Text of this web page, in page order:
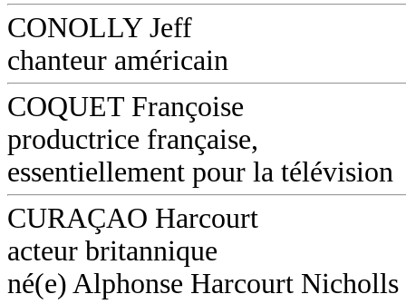
CONOLLY Jeff
chanteur américain
COQUET Françoise
productrice française,
essentiellement pour la télévision
CURAÇAO Harcourt
acteur britannique
né(e) Alphonse Harcourt Nicholls